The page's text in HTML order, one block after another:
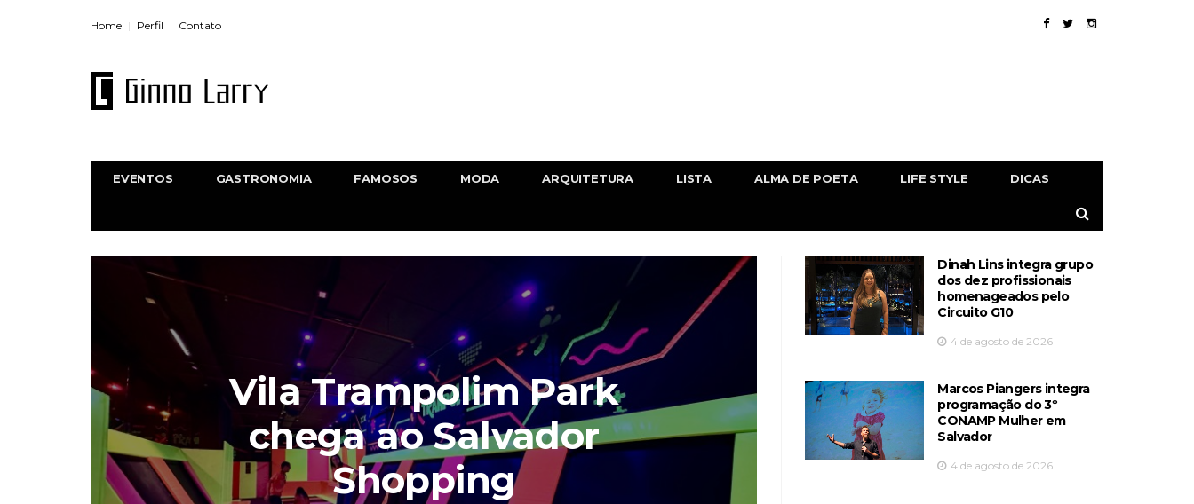
Home Perfil Contato
EVENTOS GASTRONOMIA FAMOSOS MODA ARQUITETURA LISTA ALMA DE POETA LIFE STYLE DICAS
Vila Trampolim Park
chega ao Salvador
Shopping
Dinah Lins integra grupo
dos dez profissionais
homenageados pelo
Circuito G10
4 de agosto de 2026
Marcos Piangers integra
programação do 3º
CONAMP Mulher em
Salvador
4 de agosto de 2026